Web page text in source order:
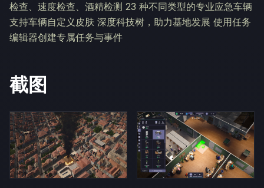
检查、速度检查、酒精检测 23 种不同类型的专业应急车辆
支持车辆自定义皮肤 深度科技树，助力基地发展 使用任务
编辑器创建专属任务与事件
截图